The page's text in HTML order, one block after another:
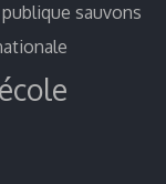
sauvons
école